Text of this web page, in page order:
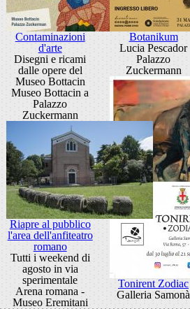
Contaminazioni
d'arte
Disegni e ricami
dalle opere del
Museo Bottacin
Museo Bottacin a
Palazzo
Zuckermann
Botanikum
Lucia Pescador
Palazzo
Zuckermann
Tonirent Zodiac
Galleria Samonà
Riapre al pubblico
l'area dell'anfiteatro
romano
Tutti i weekend di
agosto in via
sperimentale
Arena romana -
Museo Eremitani